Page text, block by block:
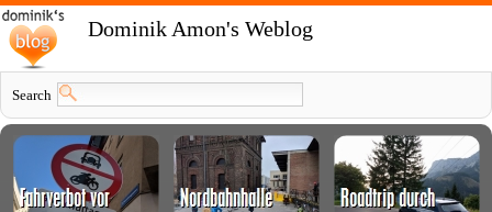
Dominik Amon's Weblog
Search